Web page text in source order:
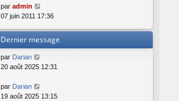
par admin
07 juin 2011 17:36
Dernier message
par Darian
20 août 2025 12:31
par Darian
19 août 2025 13:15